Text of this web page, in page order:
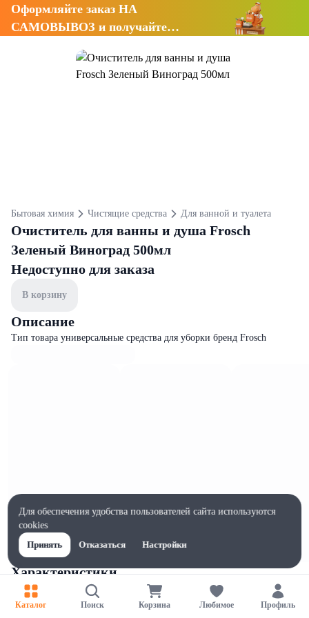
Оформляйте заказ НА
САМОВЫВОЗ и получайте
Бытовая химия Чистящие средства Для ванной и туалета
Очиститель для ванны и душа Frosch
Зеленый Виноград 500мл
Недоступно для заказа
В корзину
Описание
Тип товара универсальные средства для уборки бренд Frosch
Характеристики
Ширина, мм
100
Каталог Поиск Корзина Любимое Профиль
Для обеспечения удобства пользователей сайта используются
cookies
Принять
Отказаться Настройки